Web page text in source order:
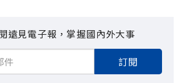
遠見電子報，掌握國內外大事
訂閱